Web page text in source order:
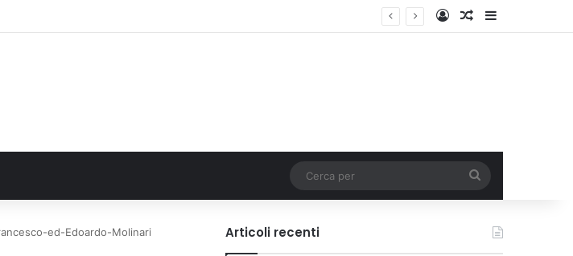
per ampliare gli orari dei servizi a parità di tariffa AccediUn articolo a
per
ed-Edoardo-Molinari Articoli recenti